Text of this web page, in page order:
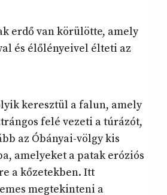
erdő van körülötte, amely
és élőlényeivel élteti az
keresztül a falun, amely
felé vezeti a túrázót,
az Óbányai-völgy kis
amelyeket a patak eróziós
a kőzetekben. Itt
megtekinteni a